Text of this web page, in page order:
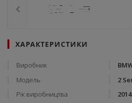
ХАРАКТЕРИСТИКИ
Виробник
Модель
2
Рік виробництва
2014